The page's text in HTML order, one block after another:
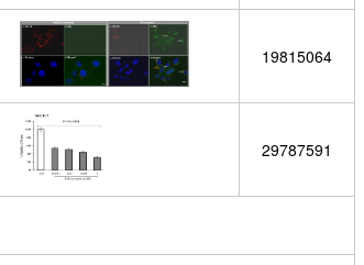
19815064
29787591